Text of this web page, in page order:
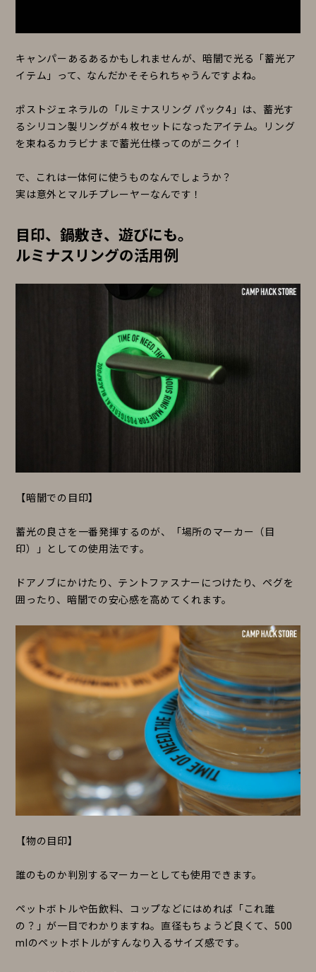
キャンパーあるあるかもしれませんが、暗闇で光る「蓄光ア
イテム」って、なんだかそそられちゃうんですよね。
ポストジェネラルの「ルミナスリング パック4」は、蓄光す
るシリコン製リングが４枚セットになったアイテム。リング
を束ねるカラビナまで蓄光仕様ってのがニクイ！
で、これは一体何に使うものなんでしょうか？
実は意外とマルチプレーヤーなんです！
目印、鍋敷き、遊びにも。
ルミナスリングの活用例
【暗闇での目印】
蓄光の良さを一番発揮するのが、「場所のマーカー（目
印）」としての使用法です。
ドアノブにかけたり、テントファスナーにつけたり、ペグを
囲ったり、暗闇での安心感を高めてくれます。
【物の目印】
誰のものか判別するマーカーとしても使用できます。
ペットボトルや缶飲料、コップなどにはめれば「これ誰
の？」が一目でわかりますね。直径もちょうど良くて、500
mlのペットボトルがすんなり入るサイズ感です。